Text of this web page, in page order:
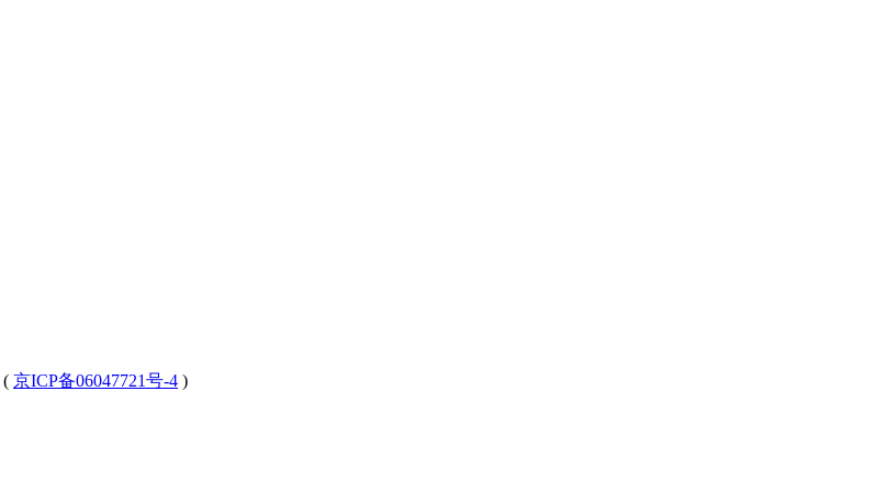
( 京ICP备06047721号-4 )